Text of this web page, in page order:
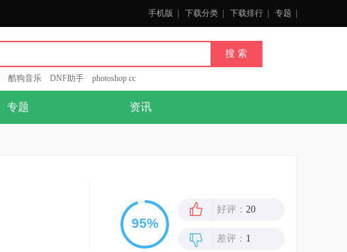
手机版 下载分类 下载排行 专题
酷狗音乐 DNF助手 photoshop cc
专题 资讯
好评： 20
差评： 1